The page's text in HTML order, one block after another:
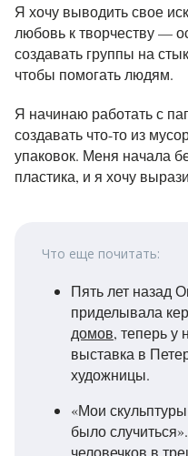
Я хочу выводить свое
любовь к творчеству —
создавать группы на
чтобы помогать людям.
Я начинаю работать с
создавать что-то из
упаковок. Меня начала
пластика, и я хочу
Что еще почитать:
Пять лет назад
приделывала
домов, теперь у
выставка в
художницы.
«Мои
было
человечков в